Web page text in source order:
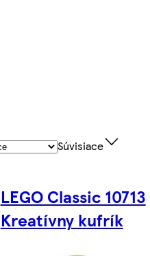
Súvisiace
LEGO Classic 10713
Kreatívny kufrík